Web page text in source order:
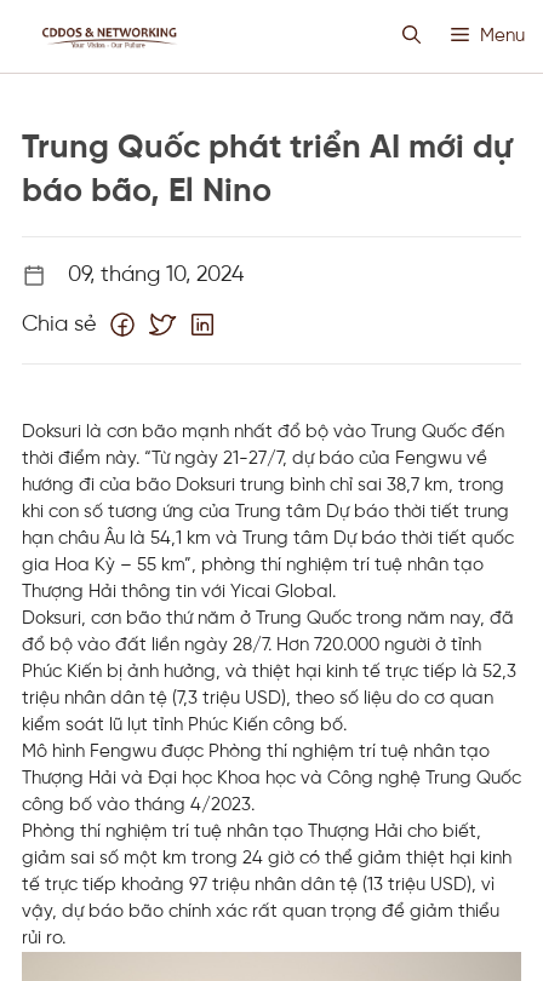
Menu
CLOUD VPS
PROXY CUSTOM
Trung Quốc phát triển AI mới dự
báo bão, El Nino
09, tháng 10, 2024
Chia sẻ
Doksuri là cơn bão mạnh nhất đổ bộ vào Trung Quốc đến
thời điểm này. “Từ ngày 21-27/7, dự báo của Fengwu về
hướng đi của bão Doksuri trung bình chỉ sai 38,7 km, trong
khi con số tương ứng của Trung tâm Dự báo thời tiết trung
hạn châu Âu là 54,1 km và Trung tâm Dự báo thời tiết quốc
gia Hoa Kỳ – 55 km”, phòng thí nghiệm trí tuệ nhân tạo
Thượng Hải thông tin với Yicai Global.
Doksuri, cơn bão thứ năm ở Trung Quốc trong năm nay, đã
đổ bộ vào đất liền ngày 28/7. Hơn 720.000 người ở tỉnh
Phúc Kiến bị ảnh hưởng, và thiệt hại kinh tế trực tiếp là 52,3
triệu nhân dân tệ (7,3 triệu USD), theo số liệu do cơ quan
kiểm soát lũ lụt tỉnh Phúc Kiến công bố.
Mô hình Fengwu được Phòng thí nghiệm trí tuệ nhân tạo
Thượng Hải và Đại học Khoa học và Công nghệ Trung Quốc
công bố vào tháng 4/2023.
Phòng thí nghiệm trí tuệ nhân tạo Thượng Hải cho biết,
giảm sai số một km trong 24 giờ có thể giảm thiệt hại kinh
tế trực tiếp khoảng 97 triệu nhân dân tệ (13 triệu USD), vì
vậy, dự báo bão chính xác rất quan trọng để giảm thiểu
rủi ro.